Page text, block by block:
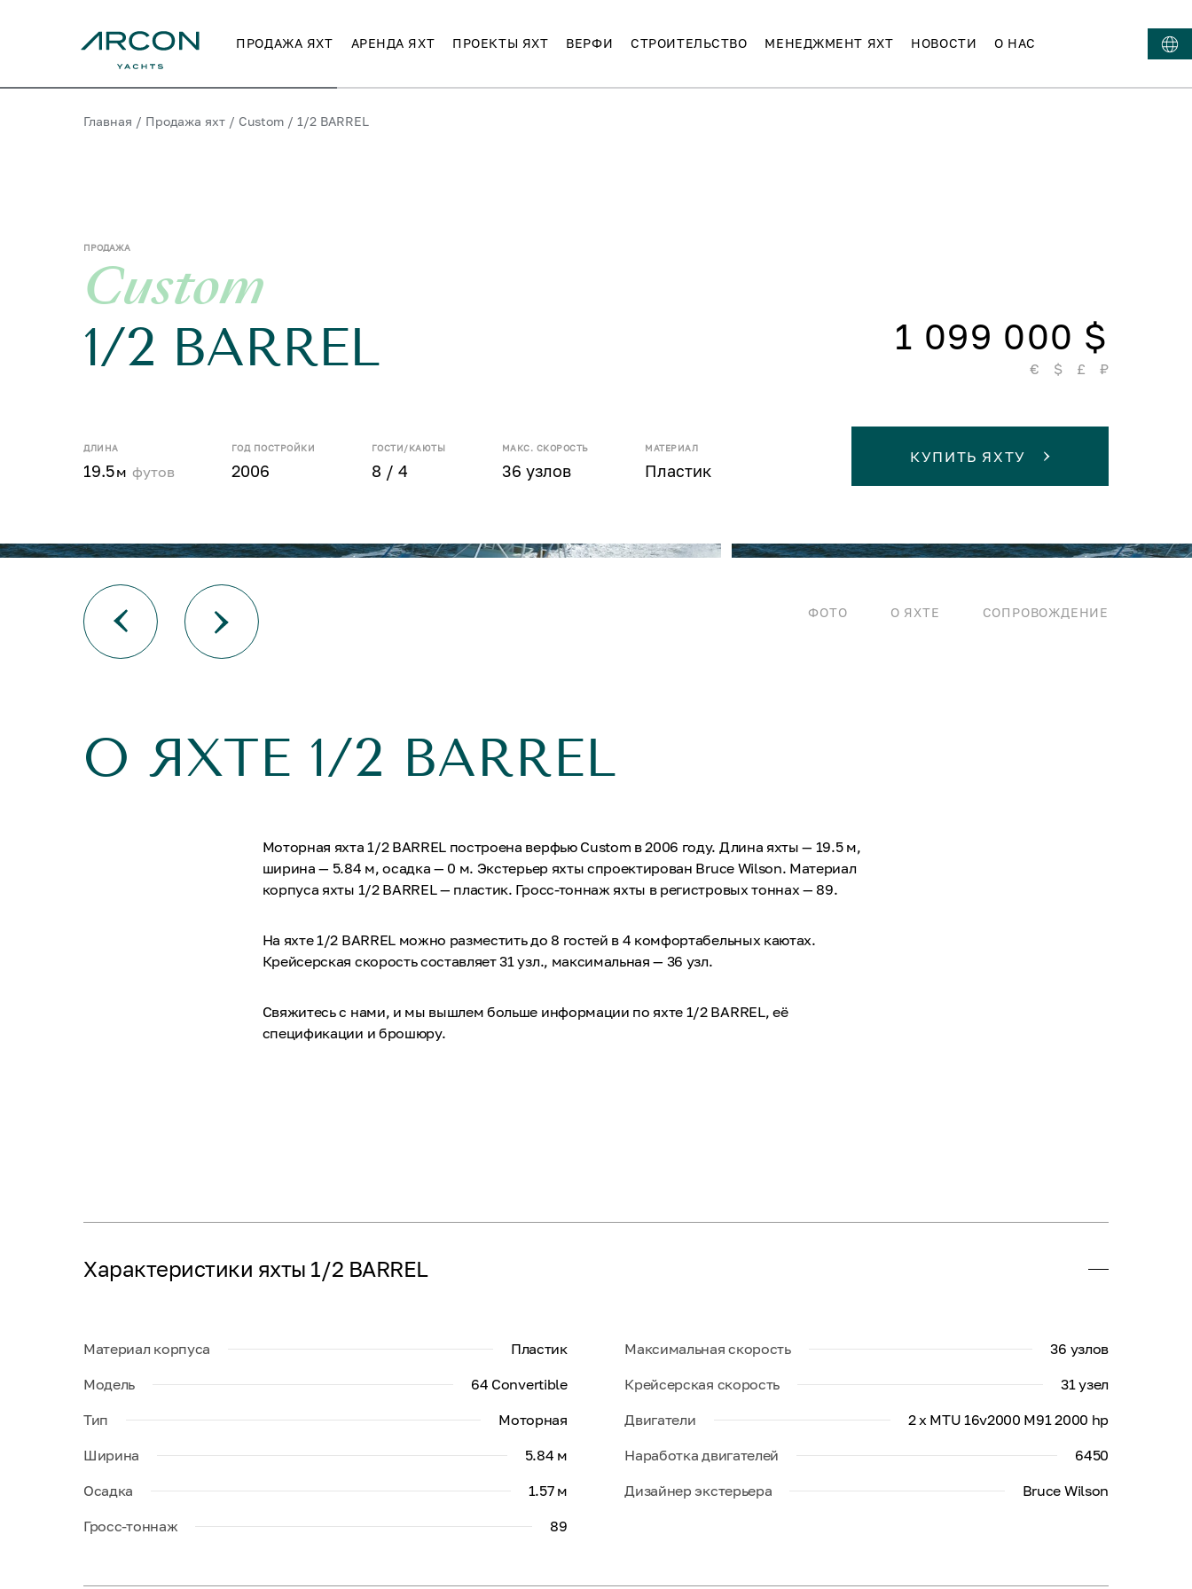
ПРОДАЖА ЯХТ АРЕНДА ЯХТ ПРОЕКТЫ ЯХТ ВЕРФИ СТРОИТЕЛЬСТВО МЕНЕДЖМЕНТ ЯХТ НОВОСТИ О НАС
Главная / Продажа яхт / Custom / 1/2 BARREL
ПРОДАЖА
Custom
1/2 BARREL 1 099 000 $
€ $ £ ₽
ДЛИНА
19.5м футов
ГОД ПОСТРОЙКИ
2006
ГОСТИ/КАЮТЫ
8 / 4
МАКС. СКОРОСТЬ
36 узлов
МАТЕРИАЛ
Пластик
КУПИТЬ ЯХТУ
ФОТО О ЯХТЕ СОПРОВОЖДЕНИЕ
О ЯХТЕ 1/2 BARREL
Моторная яхта 1/2 BARREL построена верфью Custom в 2006 году. Длина яхты — 19.5 м,
ширина — 5.84 м, осадка — 0 м. Экстерьер яхты спроектирован Bruce Wilson. Материал
корпуса яхты 1/2 BARREL — пластик. Гросс-тоннаж яхты в регистровых тоннах — 89.
На яхте 1/2 BARREL можно разместить до 8 гостей в 4 комфортабельных каютах.
Крейсерская скорость составляет 31 узл., максимальная — 36 узл.
Свяжитесь с нами, и мы вышлем больше информации по яхте 1/2 BARREL, её
спецификации и брошюру.
Характеристики яхты 1/2 BARREL
Материал корпуса
Пластик
Модель
64 Convertible
Тип
Моторная
Ширина
5.84 м
Осадка
1.57 м
Гросс-тоннаж
89
Максимальная скорость
36 узлов
Крейсерская скорость
31 узел
Двигатели
2 x MTU 16v2000 M91 2000 hp
Наработка двигателей
6450
Дизайнер экстерьера
Bruce Wilson